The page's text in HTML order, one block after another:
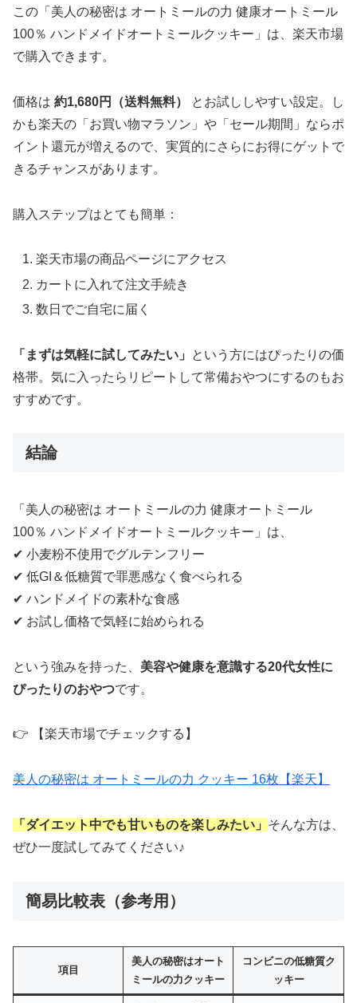
この「美人の秘密は オートミールの力 健康オートミール
100％ ハンドメイドオートミールクッキー」は、楽天市場
で購入できます。
価格は 約1,680円（送料無料）
とお試ししやすい設定。し
かも楽天の「お買い物マラソン」や「セール期間」ならポ
イント還元が増えるので、実質的にさらにお得にゲットで
きるチャンスがあります。
購入ステップはとても簡単：
楽天市場の商品ページにアクセス
カートに入れて注文手続き
数日でご自宅に届く
「まずは気軽に試してみたい」
という方にはぴったりの価
格帯。気に入ったらリピートして常備おやつにするのもお
すすめです。
結論
「美人の秘密は オートミールの力 健康オートミール
100％ ハンドメイドオートミールクッキー」は、
✔ 小麦粉不使用でグルテンフリー
✔ 低GI＆低糖質で罪悪感なく食べられる
✔ ハンドメイドの素朴な食感
✔ お試し価格で気軽に始められる
という強みを持った、 美容や健康を意識する20代女性に
ぴったりのおやつです。
👉 【楽天市場でチェックする】
美人の秘密は オートミールの力 クッキー 16枚【楽天】
「ダイエット中でも甘いものを楽しみたい」 そんな方は、
ぜひ一度試してみてください♪
簡易比較表（参考用）
項目
美人の秘密はオート
ミールの力クッキー
コンビニの低糖質ク
ッキー